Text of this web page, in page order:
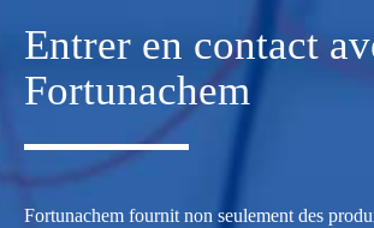
Entrer en contact
Fortunachem
Fortunachem fournit non seulement des